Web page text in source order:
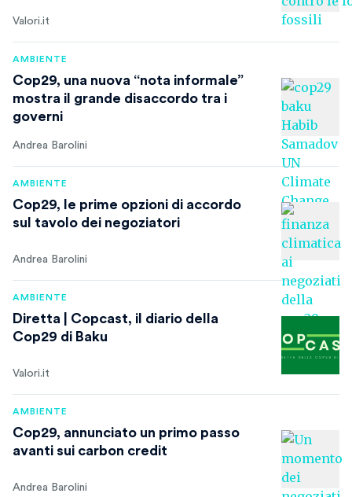
Valori.it
AMBIENTE
Cop29, una nuova “nota informale”
mostra il grande disaccordo tra i
governi
Andrea Barolini
AMBIENTE
Cop29, le prime opzioni di accordo
sul tavolo dei negoziatori
Andrea Barolini
AMBIENTE
Diretta | Copcast, il diario della
Cop29 di Baku
Valori.it
AMBIENTE
Cop29, annunciato un primo passo
avanti sui carbon credit
Andrea Barolini